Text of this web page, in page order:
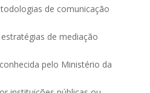
de comunicação
de mediação
pelo Ministério da